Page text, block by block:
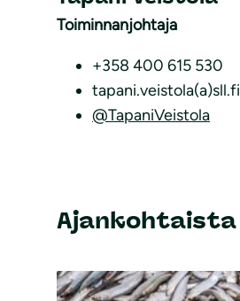
Toiminnanjohtaja
+358 400 615 530
tapani.veistola(a)sll.fi
@TapaniVeistola
Ajankohtaista